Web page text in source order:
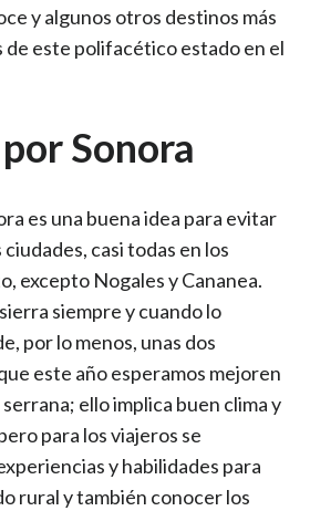
y algunos otros destinos más
de este polifacético estado en el
Sonora
es una buena idea para evitar
ciudades, casi todas en los
excepto Nogales y Cananea.
siempre y cuando lo
por lo menos, unas dos
este año esperamos mejoren
ello implica buen clima y
para los viajeros se
y habilidades para
rural y también conocer los